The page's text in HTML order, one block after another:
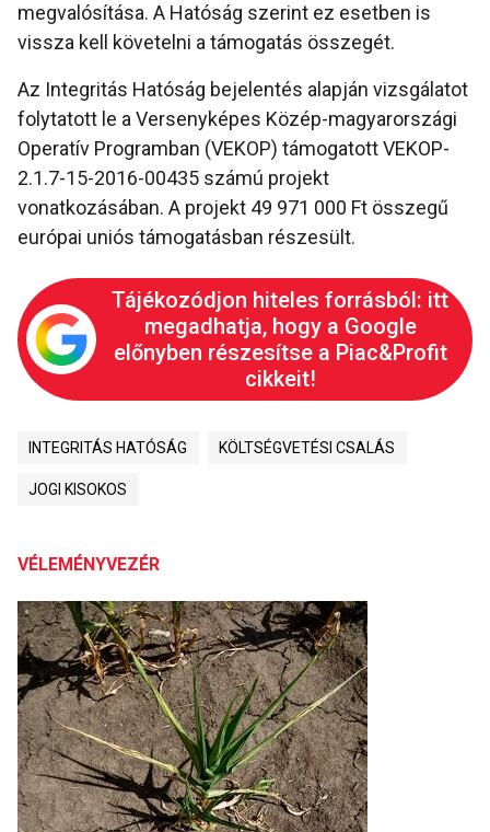
megvalósítása. A Hatóság szerint ez esetben is
vissza kell követelni a támogatás összegét.
Az Integritás Hatóság bejelentés alapján vizsgálatot
folytatott le a Versenyképes Közép-magyarországi
Operatív Programban (VEKOP) támogatott VEKOP-
2.1.7-15-2016-00435 számú projekt
vonatkozásában. A projekt 49 971 000 Ft összegű
európai uniós támogatásban részesült.
Tájékozódjon hiteles forrásból: itt
megadhatja, hogy a Google
előnyben részesítse a Piac&Profit
cikkeit!
INTEGRITÁS HATÓSÁG KÖLTSÉGVETÉSI CSALÁS
JOGI KISOKOS
VÉLEMÉNYVEZÉR